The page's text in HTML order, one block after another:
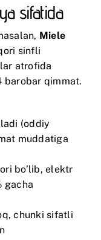
sifatida
Miele
sinfli
atrofida
barobar qimmat.
(oddiy
muddatiga
bo’lib, elektr
gacha
chunki sifatli